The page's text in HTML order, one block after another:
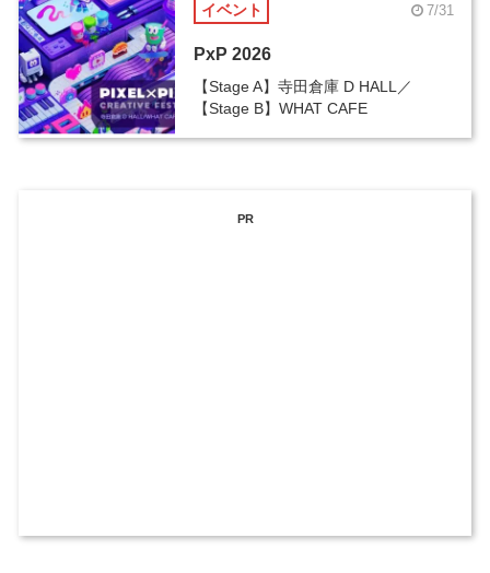
イベント 7/31
PxP 2026
【Stage A】寺田倉庫 D HALL／
【Stage B】WHAT CAFE
PR